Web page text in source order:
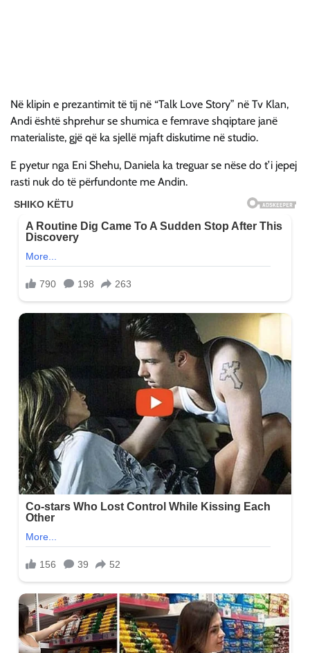
Në klipin e prezantimit të tij në “Talk Love Story” në Tv Klan,
Andi është shprehur se shumica e femrave shqiptare janë
materialiste, gjë që ka sjellë mjaft diskutime në studio.
E pyetur nga Eni Shehu, Daniela ka treguar se nëse do t’i jepej
rasti nuk do të përfundonte me Andin.